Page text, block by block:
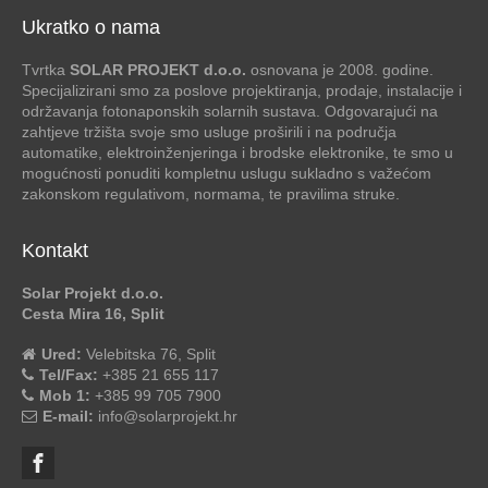
Ukratko o nama
Tvrtka SOLAR PROJEKT d.o.o. osnovana je 2008. godine.
Specijalizirani smo za poslove projektiranja, prodaje, instalacije i
održavanja fotonaponskih solarnih sustava. Odgovarajući na
zahtjeve tržišta svoje smo usluge proširili i na područja
automatike, elektroinženjeringa i brodske elektronike, te smo u
mogućnosti ponuditi kompletnu uslugu sukladno s važećom
zakonskom regulativom, normama, te pravilima struke.
Kontakt
Solar Projekt d.o.o.
Cesta Mira 16, Split
Ured: Velebitska 76, Split
Tel/Fax: +385 21 655 117
Mob 1: +385 99 705 7900
E-mail: info@solarprojekt.hr